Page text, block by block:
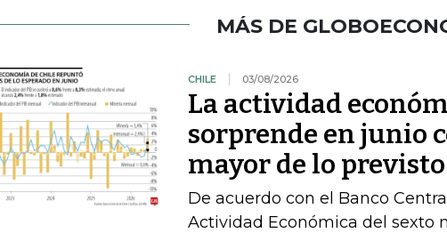
MÁS DE
CHILE 03/08/2026
La actividad
sorprende en junio
mayor de lo previsto
De acuerdo con el Banco
Actividad Económica del sexto